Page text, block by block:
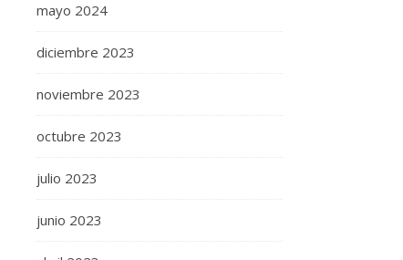
mayo 2024
diciembre 2023
noviembre 2023
octubre 2023
julio 2023
junio 2023